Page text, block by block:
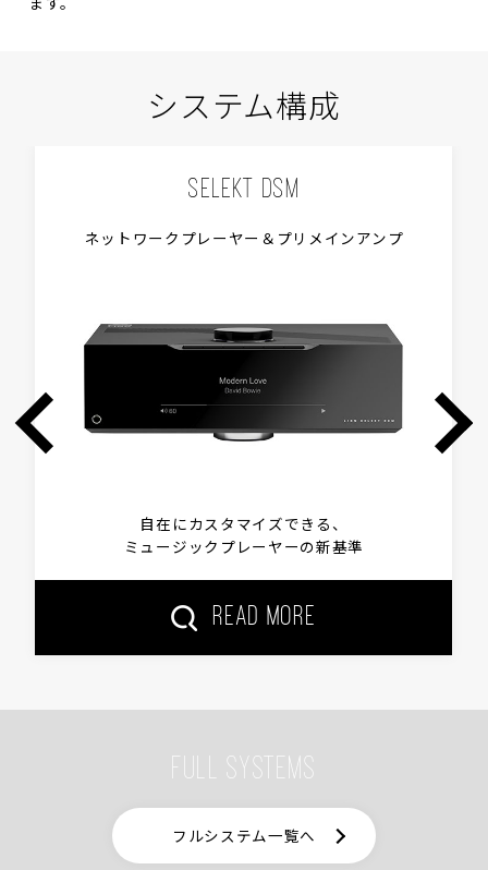
システム構成
SELEKT DSM
ネットワークプレーヤー＆プリメインアンプ
自在にカスタマイズできる、
ミュージックプレーヤーの新基準
READ MORE
FULL SYSTEMS
フルシステム一覧へ